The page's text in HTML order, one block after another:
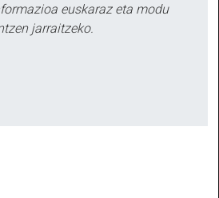
euskaraz eta modu
jarraitzeko.